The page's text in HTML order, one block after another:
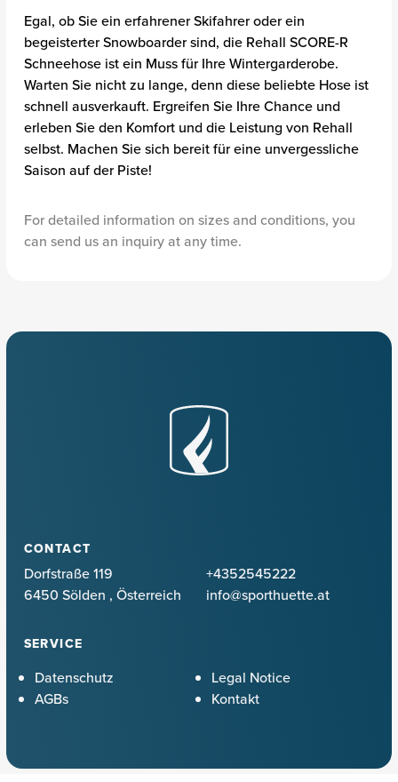
Egal, ob Sie ein erfahrener Skifahrer oder ein
begeisterter Snowboarder sind, die Rehall SCORE-R
Schneehose ist ein Muss für Ihre Wintergarderobe.
Warten Sie nicht zu lange, denn diese beliebte Hose ist
schnell ausverkauft. Ergreifen Sie Ihre Chance und
erleben Sie den Komfort und die Leistung von Rehall
selbst. Machen Sie sich bereit für eine unvergessliche
Saison auf der Piste!
For detailed information on sizes and conditions, you
can send us an inquiry at any time.
CONTACT
Dorfstraße 119
6450 Sölden , Österreich
+4352545222
info@sporthuette.at
SERVICE
Datenschutz
AGBs
Legal Notice
Kontakt